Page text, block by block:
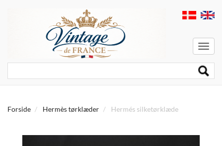
Menu
Forside Hermès tørklæder Hermés silketørklæde